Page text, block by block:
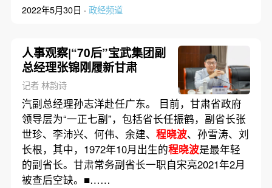
2022年5月30日 · 政经频道
人事观察|“70后”宝武集团副
总经理张锦刚履新甘肃
记者 林韵诗
汽副总经理孙志洋赴任广东。 目前，甘肃省政府
领导层为“一正七副”，包括省长任振鹤，副省长张
世珍、李沛兴、何伟、余建、 程晓波、孙雪涛、刘
长根，其中，1972年10月出生的程晓波是最年轻
的副省长。甘肃常务副省长一职自宋亮2021年2月
被查后空缺。■……